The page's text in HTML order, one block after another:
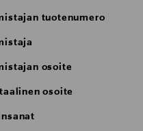
tuotenumero
osoite
osoite